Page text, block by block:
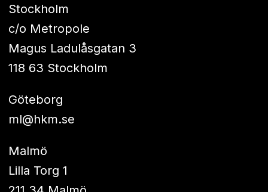
Stockholm
c/o Metropole
Magus Ladulåsgatan 3
118 63 Stockholm
Göteborg
ml@hkm.se
Malmö
Lilla Torg 1